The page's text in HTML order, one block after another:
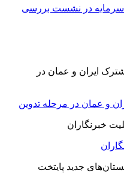
در نشست بررسی
و عمان در مرحله تدوین